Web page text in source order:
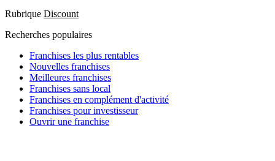
Rubrique Discount
Recherches populaires
Franchises les plus rentables
Nouvelles franchises
Meilleures franchises
Franchises sans local
Franchises en complément d'activité
Franchises pour investisseur
Ouvrir une franchise